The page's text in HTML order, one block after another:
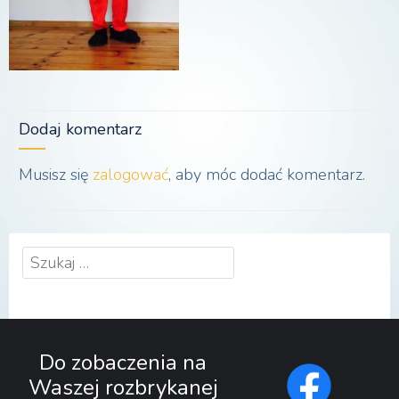
Dodaj komentarz
Musisz się zalogować, aby móc dodać komentarz.
Szukaj:
Do zobaczenia na
Waszej rozbrykanej